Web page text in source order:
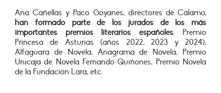
Ana Cañellas y Paco Goyanes, directores de Cálamo,
han formado parte de los jurados de los más
importantes premios literarios españoles: Premio
Princesa de Asturias (años 2022, 2023 y 2024),
Alfaguara de Novela, Anagrama de Novela, Premio
Unicaja de Novela Fernando Quiñones, Premio Novela
de la Fundación Lara, etc.